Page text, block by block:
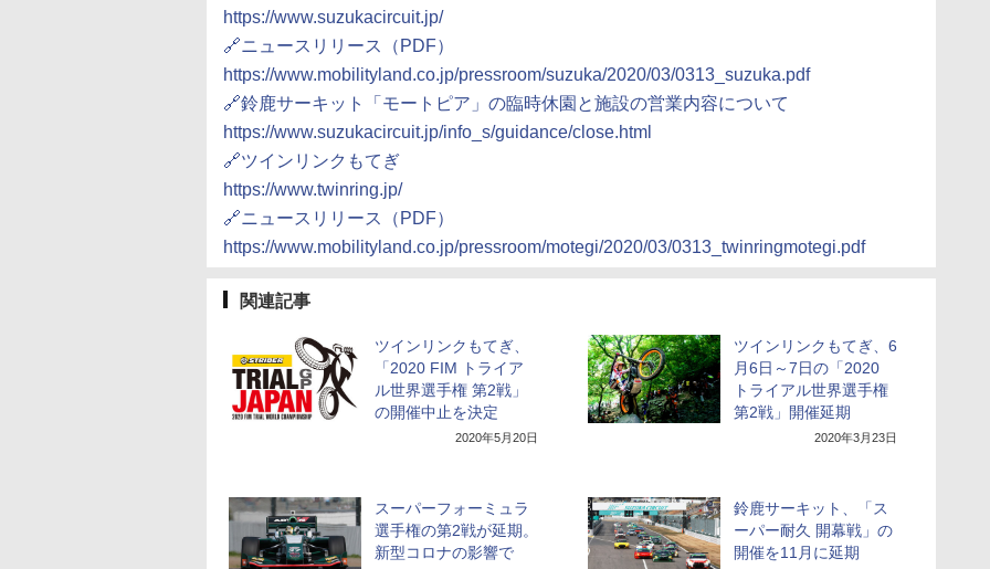
https://www.suzukacircuit.jp/
🔗ニュースリリース（PDF）
https://www.mobilityland.co.jp/pressroom/suzuka/2020/03/0313_suzuka.pdf
🔗鈴鹿サーキット「モートピア」の臨時休園と施設の営業内容について
https://www.suzukacircuit.jp/info_s/guidance/close.html
🔗ツインリンクもてぎ
https://www.twinring.jp/
🔗ニュースリリース（PDF）
https://www.mobilityland.co.jp/pressroom/motegi/2020/03/0313_twinringmotegi.pdf
関連記事
ツインリンクもてぎ、
「2020 FIM トライア
ル世界選手権 第2戦」
の開催中止を決定
2020年5月20日
ツインリンクもてぎ、6
月6日～7日の「2020
トライアル世界選手権
第2戦」開催延期
2020年3月23日
スーパーフォーミュラ
選手権の第2戦が延期。
新型コロナの影響で
鈴鹿サーキット、「ス
ーパー耐久 開幕戦」の
開催を11月に延期